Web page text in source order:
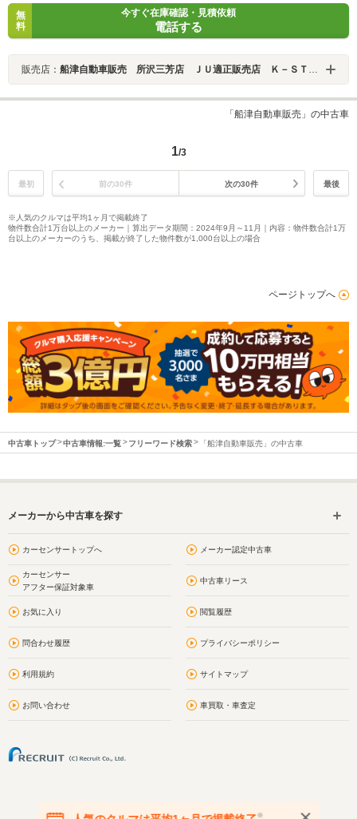
無
料
今すぐ在庫確認・見積依頼
電話する
販売店： 船津自動車販売 所沢三芳店 ＪＵ適正販売店 Ｋ－ＳＴＡＧＥ２７２
「船津自動車販売」の中古車
1/3
最初 前の30件 次の30件 最後
※人気のクルマは平均1ヶ月で掲載終了
物件数合計1万台以上のメーカー｜算出データ期間：2024年9月～11月｜内容：物件数合計1万
台以上のメーカーのうち、掲載が終了した物件数が1,000台以上の場合
ページトップへ
中古車トップ 中古車情報:一覧 フリーワード検索 「船津自動車販売」の中古車
メーカーから中古車を探す
カーセンサートップへ メーカー認定中古車
カーセンサー
アフター保証対象車
中古車リース
お気に入り 閲覧履歴
問合わせ履歴 プライバシーポリシー
利用規約 サイトマップ
お問い合わせ 車買取・車査定
※